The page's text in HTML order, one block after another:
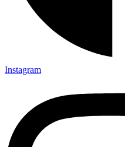
Instagram